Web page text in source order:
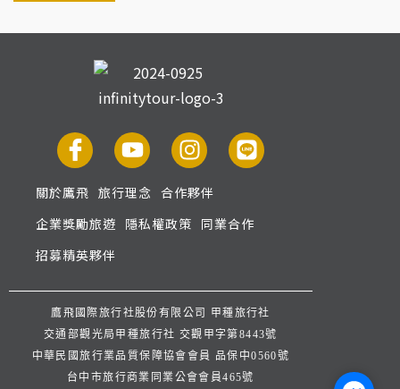
關於鷹飛 旅行理念 合作夥伴
企業獎勵旅遊 隱私權政策 同業合作
招募精英夥伴
鷹飛國際旅行社股份有限公司 甲種旅行社
交通部觀光局甲種旅行社 交觀甲字第8443號
中華民國旅行業品質保障協會會員 品保中0560號
台中市旅行商業同業公會會員465號